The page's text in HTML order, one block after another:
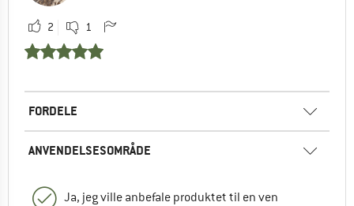
2 1
FORDELE
ANVENDELSESOMRÅDE
Ja, jeg ville anbefale produktet til en ven